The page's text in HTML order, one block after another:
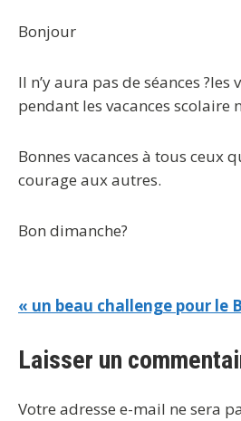
Bonjour
Il n’y aura pas de séances
pendant les vacances scolaire
Bonnes vacances à tous ceux
courage aux autres.
Bon dimanche?
« un beau challenge pour le
Laisser un
Votre adresse e-mail ne sera